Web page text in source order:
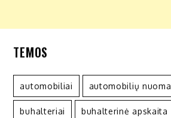
TEMOS
automobiliai automobilių nuoma
buhalteriai buhalterinė apskaita